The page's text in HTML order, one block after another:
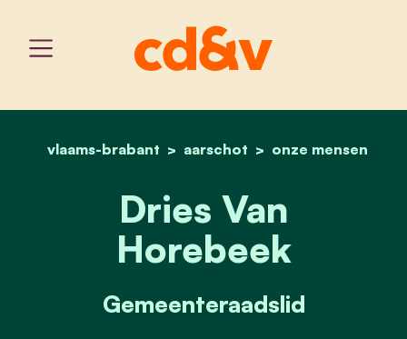
home
vlaams-brabant aarschot onze mensen
dries van horebeek
Dries Van
Horebeek
Gemeenteraadslid